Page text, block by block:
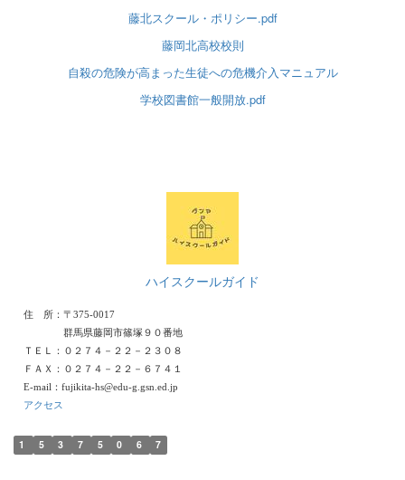
藤北スクール・ポリシー.pdf
藤岡北高校校則
自殺の危険が高まった生徒への危機介入マニュアル
学校図書館一般開放.pdf
ハイスクールガイド
住 所：〒375-0017
群馬県藤岡市篠塚９０番地
ＴＥＬ：０２７４－２２－２３０８
ＦＡＸ：０２７４－２２－６７４１
E-mail：fujikita-hs@edu-g.gsn.ed.jp
アクセス
1 5 3 7 5 0 6 7